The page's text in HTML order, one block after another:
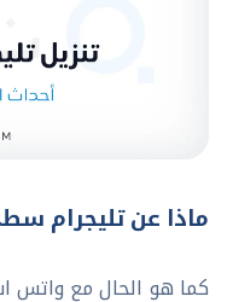
ماذا عن تليجرام
كما هو الحال مع واتس